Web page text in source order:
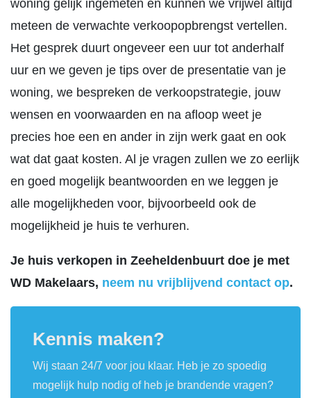
woning gelijk ingemeten en kunnen we vrijwel altijd
meteen de verwachte verkoopopbrengst vertellen.
Het gesprek duurt ongeveer een uur tot anderhalf
uur en we geven je tips over de presentatie van je
woning, we bespreken de verkoopstrategie, jouw
wensen en voorwaarden en na afloop weet je
precies hoe een en ander in zijn werk gaat en ook
wat dat gaat kosten. Al je vragen zullen we zo eerlijk
en goed mogelijk beantwoorden en we leggen je
alle mogelijkheden voor, bijvoorbeeld ook de
mogelijkheid je huis te verhuren.
Je huis verkopen in Zeeheldenbuurt doe je met
WD Makelaars, neem nu vrijblijvend contact op.
Kennis maken?
Wij staan 24/7 voor jou klaar. Heb je zo spoedig
mogelijk hulp nodig of heb je brandende vragen?